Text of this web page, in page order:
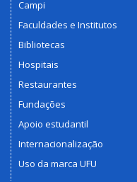
Campi
Faculdades e Institutos
Bibliotecas
Hospitais
Restaurantes
Fundações
Apoio estudantil
Internacionalização
Uso da marca UFU